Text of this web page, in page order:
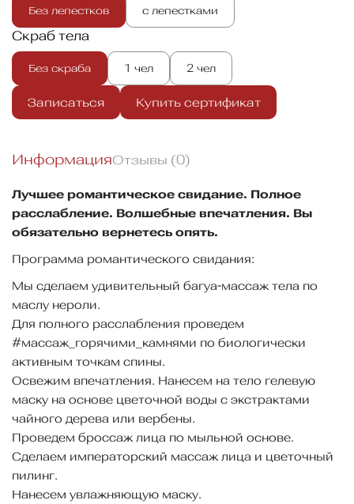
Записаться Купить сертификат
Без лепестков с лепестками
Скраб тела
Без скраба 1 чел 2 чел
ИнформацияОтзывы (0)
Лучшее романтическое свидание. Полное
расслабление. Волшебные впечатления. Вы
обязательно вернетесь опять.
Программа романтического свидания:
Мы сделаем удивительный багуа-массаж тела по
маслу нероли.
Для полного расслабления проведем
#массаж_горячими_камнями по биологически
активным точкам спины.
Освежим впечатления. Нанесем на тело гелевую
маску на основе цветочной воды с экстрактами
чайного дерева или вербены.
Проведем броссаж лица по мыльной основе.
Сделаем императорский массаж лица и цветочный
пилинг.
Нанесем увлажняющую маску.